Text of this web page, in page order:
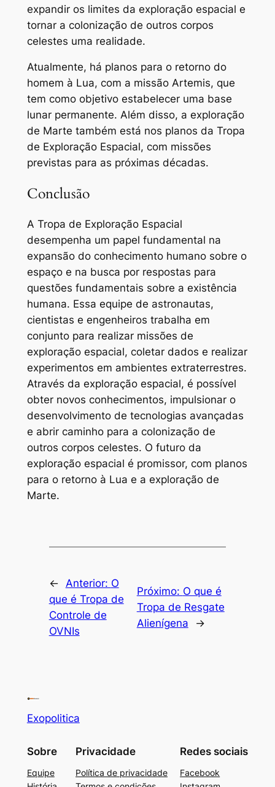
expandir os limites da exploração espacial e
tornar a colonização de outros corpos
celestes uma realidade.
Atualmente, há planos para o retorno do
homem à Lua, com a missão Artemis, que
tem como objetivo estabelecer uma base
lunar permanente. Além disso, a exploração
de Marte também está nos planos da Tropa
de Exploração Espacial, com missões
previstas para as próximas décadas.
Conclusão
A Tropa de Exploração Espacial
desempenha um papel fundamental na
expansão do conhecimento humano sobre o
espaço e na busca por respostas para
questões fundamentais sobre a existência
humana. Essa equipe de astronautas,
cientistas e engenheiros trabalha em
conjunto para realizar missões de
exploração espacial, coletar dados e realizar
experimentos em ambientes extraterrestres.
Através da exploração espacial, é possível
obter novos conhecimentos, impulsionar o
desenvolvimento de tecnologias avançadas
e abrir caminho para a colonização de
outros corpos celestes. O futuro da
exploração espacial é promissor, com planos
para o retorno à Lua e a exploração de
Marte.
← Anterior: O
que é Tropa de
Controle de
OVNIs
Próximo: O que é
Tropa de Resgate
Alienígena
→
Exopolitica
Sobre
Equipe
Privacidade
Política de privacidade
Redes sociais
Facebook